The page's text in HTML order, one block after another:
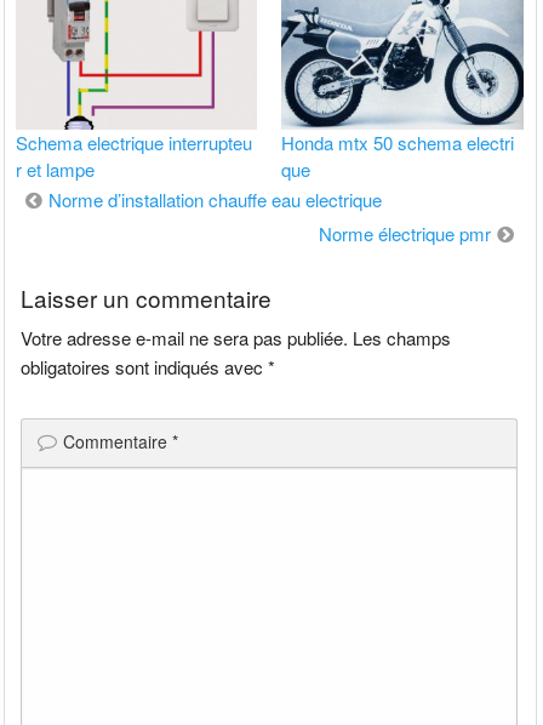
Schema electrique interrupteu
r et lampe
Honda mtx 50 schema electri
que
Navigation
Norme d’installation chauffe eau electrique
Norme électrique pmr
Laisser un commentaire
Votre adresse e-mail ne sera pas publiée. Les champs
obligatoires sont indiqués avec*
Commentaire*